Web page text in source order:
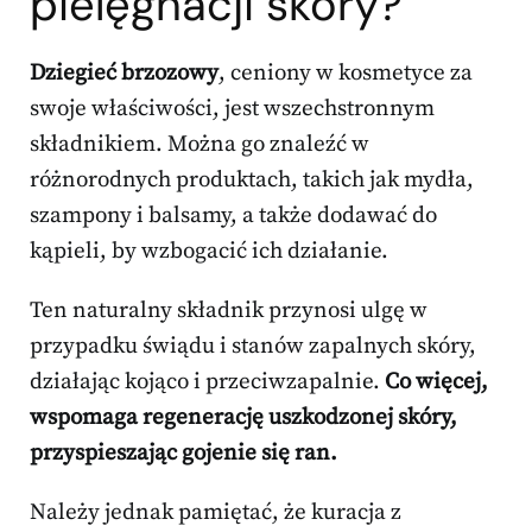
Dziegieć brzozowy, ceniony w kosmetyce za
swoje właściwości, jest wszechstronnym
składnikiem. Można go znaleźć w
różnorodnych produktach, takich jak mydła,
szampony i balsamy, a także dodawać do
kąpieli, by wzbogacić ich działanie.
Ten naturalny składnik przynosi ulgę w
przypadku świądu i stanów zapalnych skóry,
działając kojąco i przeciwzapalnie. Co więcej,
wspomaga regenerację uszkodzonej skóry,
przyspieszając gojenie się ran.
Należy jednak pamiętać, że kuracja z